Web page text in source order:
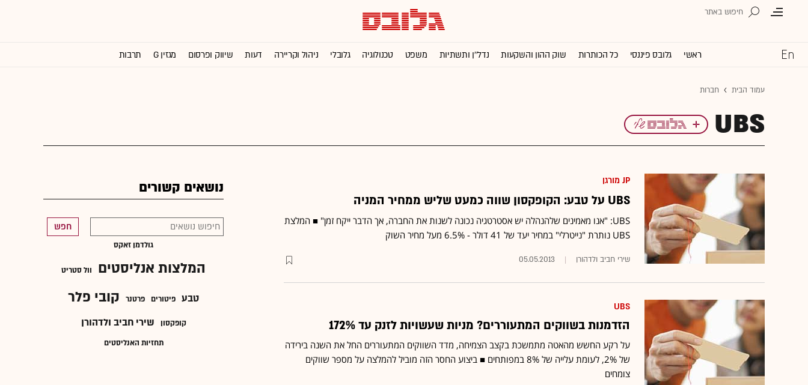
ראשי גלובס פיננסי כל הכותרות שוק ההון והשקעות נדל''ן ותשתיות משפט טכנולוגיה גלובלי ניהול וקריירה דעות שיווק ופרסום מגזין G תרבות
עמוד הבית חברות
UBS
JP מורגן
UBS על טבע: הקופקסון שווה כמעט שליש ממחיר המניה
UBS: "אנו מאמינים שלהנהלה יש אסטרטגיה נכונה לשנות את החברה, אך הדבר ייקח זמן" ■ המלצת
UBS נותרת "נייטרלי" במחיר יעד של 41 דולר - 6.5% מעל מחיר השוק
שירי חביב ולדהורן 05.05.2013
UBS
הזדמנות בשווקים המתעוררים? מניות שעשויות לזנק עד 172%
על רקע החשש מהאטה מתמשכת בקצב הצמיחה, מדד השווקים המתעוררים החל את השנה בירידה
של 2%, לעומת עלייה של 8% במפותחים ■ ביצוע החסר הזה מוביל להמלצה על מספר שווקים
צומחים
נושאים קשורים
חפש
גולדמן זאקס
המלצות אנליסטים וול סטריט
טבע פיטורים פרטנר קובי פלר
קופקסון שירי חביב ולדהורן
תחזיות האנליסטים